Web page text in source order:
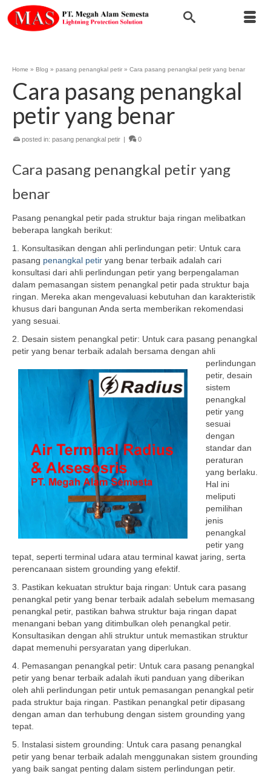
Home » Blog » pasang penangkal petir » Cara pasang penangkal petir yang benar
Cara pasang penangkal
petir yang benar
posted in: pasang penangkal petir | 0
Cara pasang penangkal petir yang
benar
Pasang penangkal petir pada struktur baja ringan melibatkan
beberapa langkah berikut:
1. Konsultasikan dengan ahli perlindungan petir: Untuk cara
pasang penangkal petir yang benar terbaik adalah cari
konsultasi dari ahli perlindungan petir yang berpengalaman
dalam pemasangan sistem penangkal petir pada struktur baja
ringan. Mereka akan mengevaluasi kebutuhan dan karakteristik
khusus dari bangunan Anda serta memberikan rekomendasi
yang sesuai.
2. Desain sistem penangkal petir: Untuk cara pasang penangkal
petir yang benar terbaik adalah bersama dengan ahli
perlindungan
petir, desain
sistem
penangkal
petir yang
sesuai
dengan
standar dan
peraturan
yang berlaku.
Hal ini
meliputi
pemilihan
jenis
penangkal
petir yang
tepat, seperti terminal udara atau terminal kawat jaring, serta
perencanaan sistem grounding yang efektif.
3. Pastikan kekuatan struktur baja ringan: Untuk cara pasang
penangkal petir yang benar terbaik adalah sebelum memasang
penangkal petir, pastikan bahwa struktur baja ringan dapat
menangani beban yang ditimbulkan oleh penangkal petir.
Konsultasikan dengan ahli struktur untuk memastikan struktur
dapat memenuhi persyaratan yang diperlukan.
4. Pemasangan penangkal petir: Untuk cara pasang penangkal
petir yang benar terbaik adalah ikuti panduan yang diberikan
oleh ahli perlindungan petir untuk pemasangan penangkal petir
pada struktur baja ringan. Pastikan penangkal petir dipasang
dengan aman dan terhubung dengan sistem grounding yang
tepat.
5. Instalasi sistem grounding: Untuk cara pasang penangkal
petir yang benar terbaik adalah menggunakan sistem grounding
yang baik sangat penting dalam sistem perlindungan petir.